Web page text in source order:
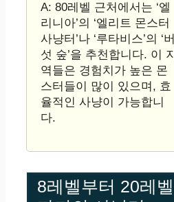
A: 80레벨 근처에서는 ‘엘
리니아’의 ‘엘리트 몬스터
사냥터’나 ‘루타비스’의 ‘버
섯 숲’을 추천합니다. 이 지
역들은 경험치가 높은 몬
스터들이 많이 있으며, 효
율적인 사냥이 가능합니
다.
8레벨부터 20레벨